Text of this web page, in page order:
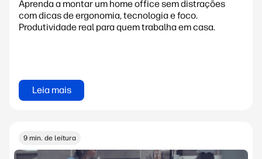
Aprenda a montar um home office sem distrações
com dicas de ergonomia, tecnologia e foco.
Produtividade real para quem trabalha em casa.
Leia mais
9 min. de leitura